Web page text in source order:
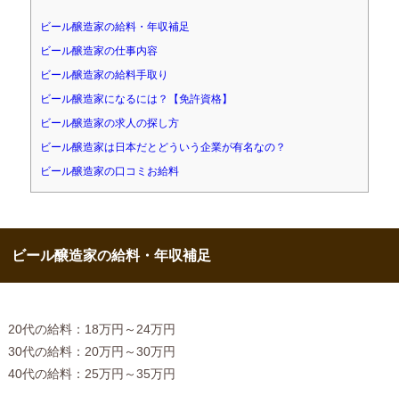
ビール醸造家の給料・年収補足
ビール醸造家の仕事内容
ビール醸造家の給料手取り
ビール醸造家になるには？【免許資格】
ビール醸造家の求人の探し方
ビール醸造家は日本だとどういう企業が有名なの？
ビール醸造家の口コミお給料
ビール醸造家の給料・年収補足
20代の給料：18万円～24万円
30代の給料：20万円～30万円
40代の給料：25万円～35万円